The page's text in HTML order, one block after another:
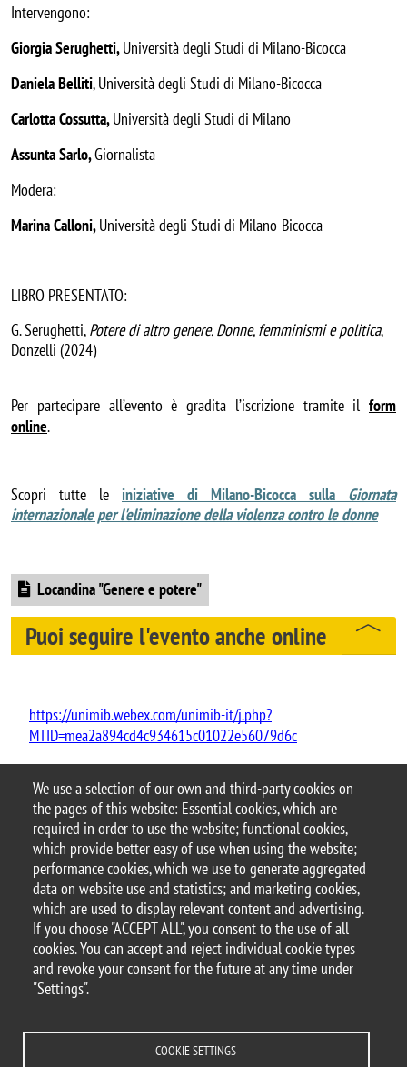
We use a selection of our own and third-party cookies on
the pages of this website: Essential cookies, which are
required in order to use the website; functional cookies,
which provide better easy of use when using the website;
performance cookies, which we use to generate aggregated
data on website use and statistics; and marketing cookies,
which are used to display relevant content and advertising.
If you choose "ACCEPT ALL", you consent to the use of all
cookies. You can accept and reject individual cookie types
and revoke your consent for the future at any time under
"Settings".
COOKIE SETTINGS
Intervengono:
Giorgia Serughetti, Università degli Studi di Milano-Bicocca
Daniela Belliti, Università degli Studi di Milano-Bicocca
Carlotta Cossutta, Università degli Studi di Milano
Assunta Sarlo, Giornalista
Modera:
Marina Calloni, Università degli Studi di Milano-Bicocca
LIBRO PRESENTATO:
G. Serughetti,Potere di altro genere. Donne, femminismi e politica,
Donzelli (2024)
Per partecipare all’evento è gradita l’iscrizione tramite il form
online.
Scopri tutte le iniziative di Milano-Bicocca sulla Giornata
internazionale per l'eliminazione della violenza contro le donne
Document
Locandina "Genere e potere"
Puoi seguire l'evento anche online
https://unimib.webex.com/unimib-it/j.php?
MTID=mea2a894cd4c934615c01022e56079d6c
Argomento
BOOKCITY
© 2025 University of Milano-Bicocca
Piazza dell'Ateneo Nuovo, 1 - 20126, Milan
PEC address: ateneo.bicocca@pec.unimib.it